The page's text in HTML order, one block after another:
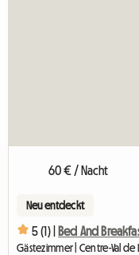
60 € / Nacht
Neu entdeckt
5 (1) | Bed And
Gästezimmer | Centre-Val de